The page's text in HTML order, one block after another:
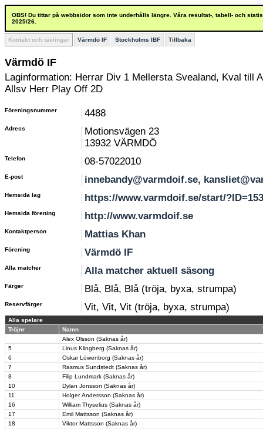
OBS! Du tittar på webbsidor som inte underhålls längre. Våra resultat-, tabell- och
2025/26.
Kontakt och tävlingar Värmdö IF Stockholms IBF Tillbaka
Värmdö IF
Laginformation: Herrar Div 1 Mellersta Svealand, Kval till
Allsv Herr Play Off 2D
Föreningsnummer 4488
Adress
Motionsvägen 23
13932 VÄRMDÖ
Telefon 08-57022010
E-post innebandy@varmdoif.se,
Hemsida lag https://www.varmdoif.se/start/
Hemsida förening http://www.varmdoif.se
Kontaktperson Mattias Khan
Förening Värmdö IF
Alla matcher Alla matcher aktuell säsong
Färger Blå, Blå, Blå (tröja, byxa, strumpa)
Reservfärger Vit, Vit, Vit (tröja, byxa, strumpa)
Alla spelare
Tröjnr
Namn
Alex Olsson (Saknas år)
5
Linus Klingberg (Saknas år)
6
Oskar Löwenborg (Saknas år)
7
Rasmus Sundstedt (Saknas år)
8
Filip Lundmark (Saknas år)
10
Dylan Jonsson (Saknas år)
11
Holger Andersson (Saknas år)
16
William Thyselius (Saknas år)
17
Emil Mattsson (Saknas år)
18
Viktor Mattsson (Saknas år)